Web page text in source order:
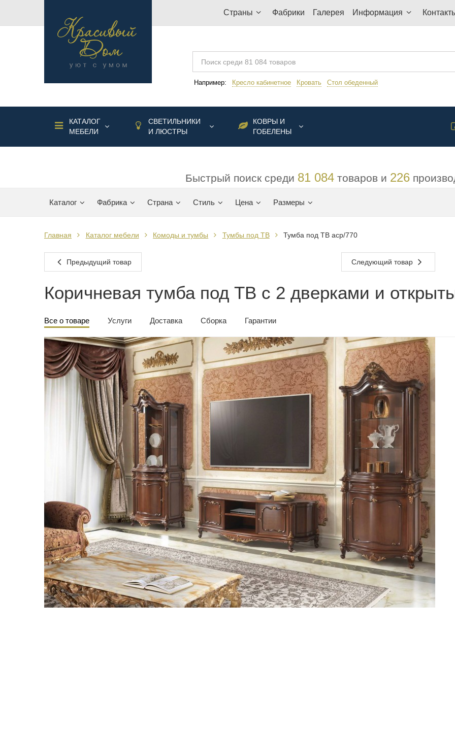
Страны Фабрики Галерея Информация
Например: Кресло кабинетное Кровать Стол обеденный
КАТАЛОГ
МЕБЕЛИ
СВЕТИЛЬНИКИ
И ЛЮСТРЫ
КОВРЫ И
ГОБЕЛЕНЫ
Быстрый поиск среди 81 084товаров и 226
Каталог Фабрика Страна Стиль Цена Размеры
Главная Каталог мебели Комоды и тумбы Тумбы под ТВ Тумба под ТВ acp/770
Предыдущий товар Следующий товар
Коричневая тумба под ТВ с 2 дверками и
Все о товаре Услуги Доставка Сборка Гарантии